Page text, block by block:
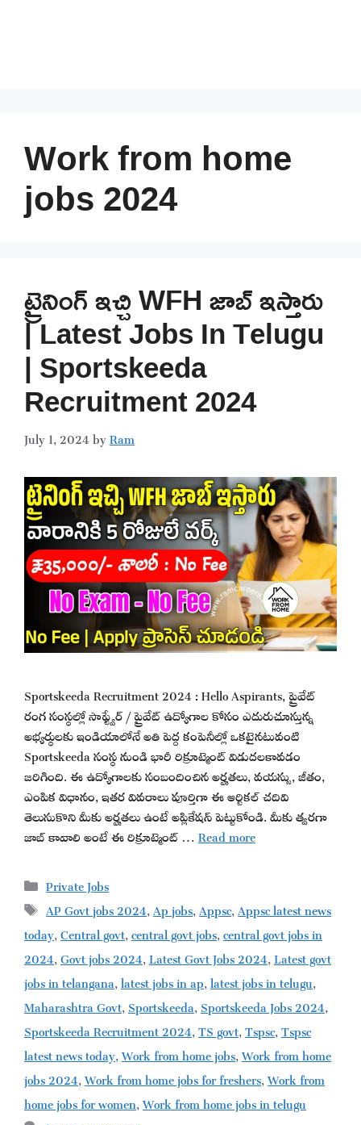
Work from home
jobs 2024
ట్రైనింగ్ ఇచ్చి WFH జాబ్ ఇస్తారు
| Latest Jobs In Telugu
| Sportskeeda
Recruitment 2024
July 1, 2024byRam
Sportskeeda Recruitment 2024 : Hello Aspirants, ప్రైవేట్
రంగ సంస్థల్లో సాఫ్ట్వేర్ / ప్రైవేట్ ఉద్యోగాల కోసం ఎదురుచూస్తున్న
అభ్యర్థులకు ఇండియాలోనే అతి పెద్ద కంపెనీల్లో ఒకటైనటువంటి
Sportskeeda సంస్థ నుండి భారీ రిక్రూట్మెంట్ విడుదలకావడం
జరిగింది. ఈ ఉద్యోగాలకు సంబందించిన అర్హతలు, వయస్సు, జీతం,
ఎంపిక విధానం, ఇతర వివరాలు పూర్తిగా ఈ ఆర్టికల్ చదివి
తెలుసుకొని మీకు అర్హతలు ఉంటే అప్లికేషన్ పెట్టుకోండి. మీకు త్వరగా
జాబ్ కావాలి అంటే ఈ రిక్రూట్మెంట్ …Read more
Categories
Private Jobs
Tags
AP Govt jobs 2024,Ap jobs,Appsc,Appsc latest news
today,Central govt,central govt jobs,central govt jobs in
2024,Govt jobs 2024,Latest Govt Jobs 2024,Latest govt
jobs in telangana,latest jobs in ap,latest jobs in telugu,
Maharashtra Govt,Sportskeeda,Sportskeeda Jobs 2024,
Sportskeeda Recruitment 2024,TS govt,Tspsc,Tspsc
latest news today,Work from home jobs,Work from home
jobs 2024,Work from home jobs for freshers,Work from
home jobs for women,Work from home jobs in telugu